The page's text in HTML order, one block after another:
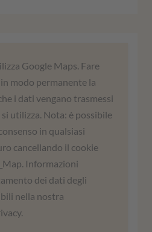
del vostro
il servizio
Maps!
di terze parti per
delle mappe. Questo
dati sulle vostre
i dettagli e accettate di
per visualizzare questa
Google Maps. Fare
modo permanente la
i dati vengano trasmessi
utilizza. Nota: è possibile
in qualsiasi
cancellando il cookie
Informazioni
dei dati degli
nella nostra